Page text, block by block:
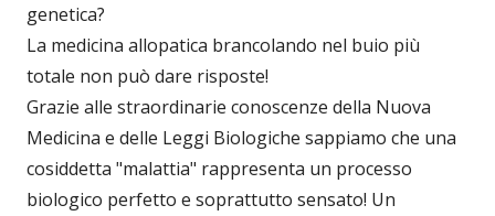
genetica?
La medicina allopatica brancolando nel buio più
totale non può dare risposte!
Grazie alle straordinarie conoscenze della Nuova
Medicina e delle Leggi Biologiche sappiamo che una
cosiddetta "malattia" rappresenta un processo
biologico perfetto e soprattutto sensato! Un